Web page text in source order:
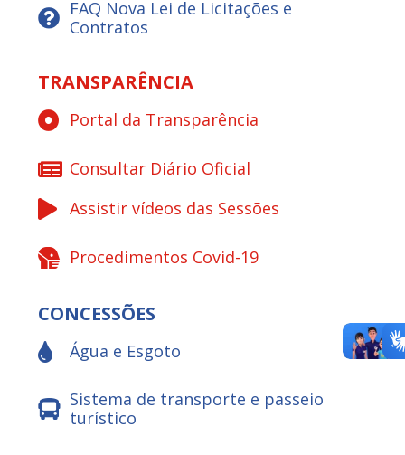
FAQ Nova Lei de Licitações e
Contratos
TRANSPARÊNCIA
Portal da Transparência
Consultar Diário Oficial
Assistir vídeos das Sessões
Procedimentos Covid-19
CONCESSÕES
Água e Esgoto
Sistema de transporte e passeio
turístico